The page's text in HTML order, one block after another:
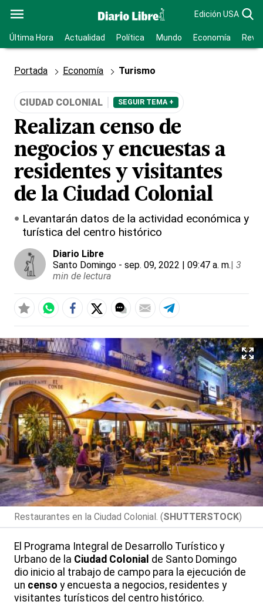
Edición USA
Última Hora Actualidad Política Mundo Economía
Portada Economía Turismo
CIUDAD COLONIAL SEGUIR TEMA +
Realizan censo de
negocios y encuestas a
residentes y visitantes
de la Ciudad Colonial
Levantarán datos de la actividad económica y
turística del centro histórico
Diario Libre
Santo Domingo - sep. 09, 2022 | 09:47 a. m.| 3
min de lectura
Restaurantes en la Ciudad Colonial. (SHUTTERSTOCK)
El Programa Integral de Desarrollo Turístico y
Urbano de la Ciudad Colonial de Santo Domingo
dio inicio al trabajo de campo para la ejecución de
un censo y encuesta a negocios, residentes y
visitantes turísticos del centro histórico.